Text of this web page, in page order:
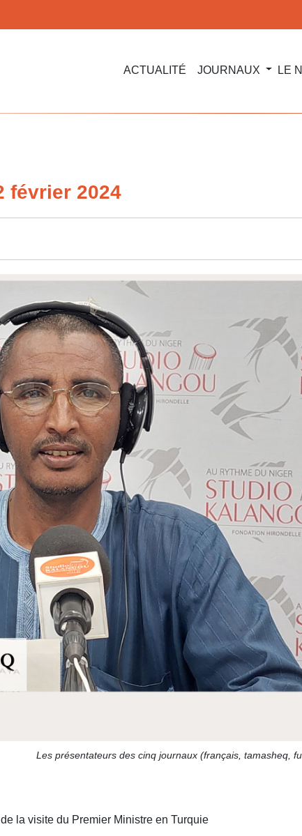
ACTUALITÉ JOURNAUX LE
février 2024
Les présentateurs des cinq journaux (français, tamasheq,
la visite du Premier Ministre en Turquie